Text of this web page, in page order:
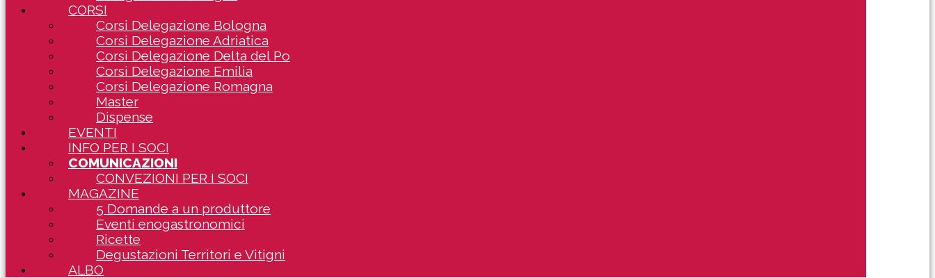
CORSI
Corsi Delegazione Bologna
Corsi Delegazione Adriatica
Corsi Delegazione Delta del Po
Corsi Delegazione Emilia
Corsi Delegazione Romagna
Master
Dispense
EVENTI
INFO PER I SOCI
COMUNICAZIONI
CONVEZIONI PER I SOCI
MAGAZINE
5 Domande a un produttore
Eventi enogastronomici
Ricette
Degustazioni Territori e Vitigni
ALBO